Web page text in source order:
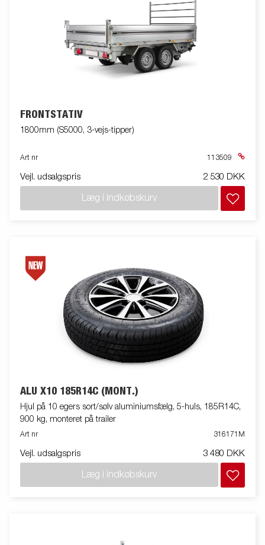
FRONTSTATIV
1800mm (S5000, 3-vejs-tipper)
Art nr 113509
Vejl. udsalgspris 2 530 DKK
Læg i indkøbskurv
ALU X10 185R14C (MONT.)
Hjul på 10 egers sort/sølv aluminiumsfælg, 5-huls, 185R14C,
900 kg, monteret på trailer
Art nr 316171M
Vejl. udsalgspris 3 480 DKK
Læg i indkøbskurv